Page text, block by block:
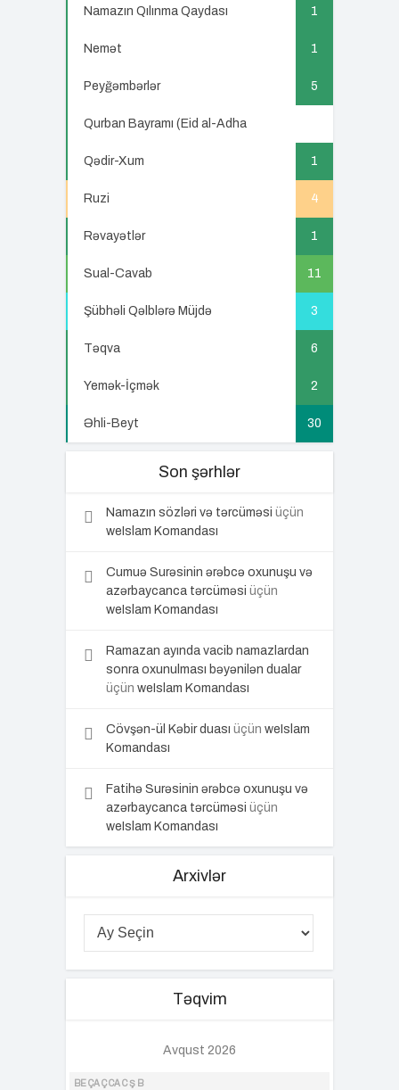
Namazın Qılınma Qaydası 1
Nemət 1
Peyğəmbərlər 5
Qurban Bayramı (Eid al-Adha
Qədir-Xum 1
Ruzi 4
Rəvayətlər 1
Sual-Cavab 11
Şübhəli Qəlblərə Müjdə 3
Təqva 6
Yemək-İçmək 2
Əhli-Beyt 30
Son şərhlər
Namazın sözləri və tərcüməsi üçün
weIslam Komandası
Cumuə Surəsinin ərəbcə oxunuşu və
azərbaycanca tərcüməsi üçün
weIslam Komandası
Ramazan ayında vacib namazlardan
sonra oxunulması bəyənilən dualar
üçün weIslam Komandası
Cövşən-ül Kəbir duası üçün weIslam
Komandası
Fatihə Surəsinin ərəbcə oxunuşu və
azərbaycanca tərcüməsi üçün
weIslam Komandası
Arxivlər
Təqvim
Avqust 2026
BE ÇA Ç CA C Ş B